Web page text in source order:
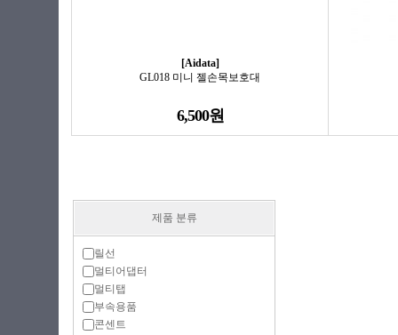
[Aidata]
GL018 미니 젤손목보호대
6,500원
제품 분류
릴선
멀티어댑터
멀티탭
부속용품
콘센트